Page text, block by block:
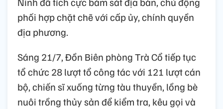
phối hợp chặt chẽ với cấp ủy, chính quyền
địa phương.
Sáng 21/7, Đồn Biên phòng Trà Cổ tiếp tục
tổ chức 28 lượt tổ công tác với 121 lượt cán
bộ, chiến sĩ xuống từng tàu thuyền, lồng bè
nuôi trồng thủy sản để kiểm tra, kêu gọi và